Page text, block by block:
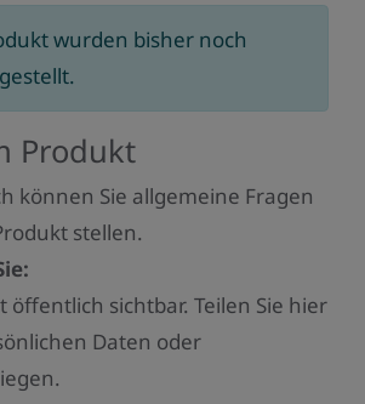
wurden bisher noch
Produkt
können Sie allgemeine Fragen
stellen.
öffentlich sichtbar. Teilen Sie hier
Daten oder